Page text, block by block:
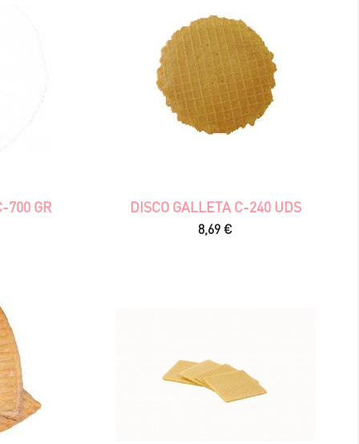
700 GR DISCO GALLETA C-240 UDS
Precio
8,69 €